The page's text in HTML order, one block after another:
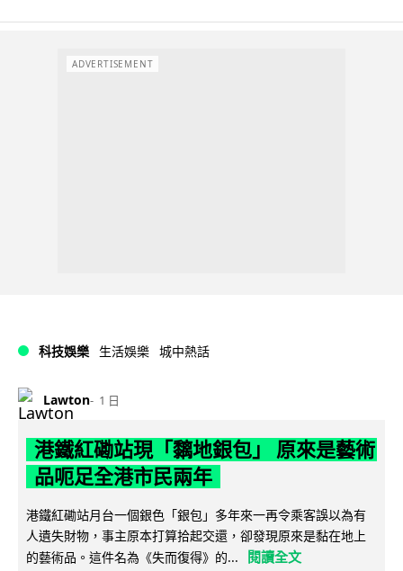
ADVERTISEMENT
科技娛樂 生活娛樂 城中熱話
Lawton 1 日
港鐵紅磡站現「黐地銀包」 原來是藝術
品呃足全港市民兩年
港鐵紅磡站月台一個銀色「銀包」多年來一再令乘客誤以為有
人遺失財物，事主原本打算拾起交還，卻發現原來是黏在地上
的藝術品。這件名為《失而復得》的...
閱讀全文